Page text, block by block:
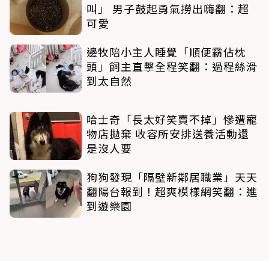
叫」 男子鼓起勇氣撈出嗨翻：超
可愛
邊牧陪小主人睡覺「順便霸佔枕
頭」飼主直擊全程笑翻：過程絲滑
到太自然
哈士奇「長太好笑賣不掉」慘遭寵
物店拋棄 收容所安排送養活動還
是沒人要
狗狗發現「隔壁新鄰居職業」天天
翻陽台報到！超爽模樣網笑翻：進
到遊樂園